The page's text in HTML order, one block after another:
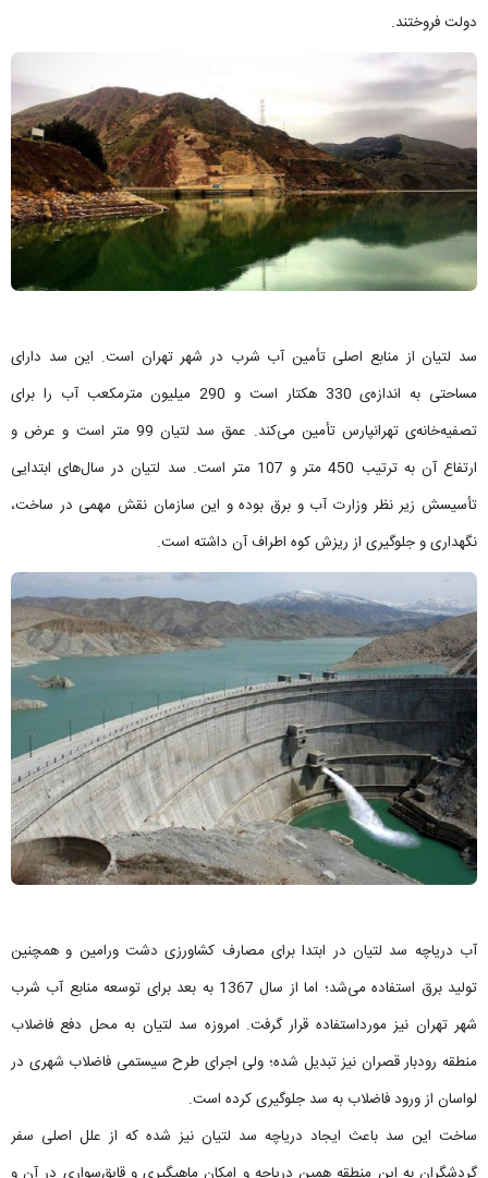
دولت فروختند.
سد لتیان از منابع اصلی تأمین آب شرب در شهر تهران است. این سد دارای
مساحتی به اندازه‌ی 330 هکتار است و 290 میلیون مترمکعب آب را برای
تصفیه‌خانه‌ی تهرانپارس تأمین می‌کند. عمق سد لتیان 99 متر است و عرض و
ارتفاع آن به ترتیب 450 متر و 107 متر است. سد لتیان در سال‌های ابتدایی
تأسیسش زیر نظر وزارت آب و برق بوده و این سازمان نقش مهمی در ساخت،
نگهداری و جلوگیری از ریزش کوه اطراف آن داشته است.
آب دریاچه سد لتیان در ابتدا برای مصارف کشاورزی دشت ورامین و همچنین
تولید برق استفاده می‌شد؛ اما از سال 1367 به بعد برای توسعه منابع آب شرب
شهر تهران نیز مورداستفاده قرار گرفت. امروزه سد لتیان به محل دفع فاضلاب
منطقه رودبار قصران نیز تبدیل شده؛ ولی اجرای طرح سیستمی فاضلاب شهری در
لواسان از ورود فاضلاب به سد جلوگیری کرده است.
ساخت این سد باعث ایجاد دریاچه سد لتیان نیز شده که از علل اصلی سفر